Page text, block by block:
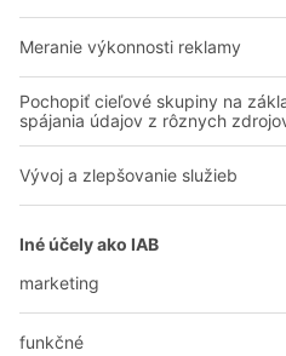
Všeobecné obchodné podmienky
Vyhlásenie o ochrane osobných
Ochrana osobných údajov